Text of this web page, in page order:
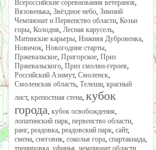
Всероссийские соревнования ветеранов,
Вязовенька, Звёздное небо, Зимний
Чемпионат и Первенство области, Козьи
горы, Колодня, Лесная карусель,
Митинские карьеры, Нижняя Дубровенка,
Новичок, Новогодние старты,
Пржевальское, Пригорское, Приз
Пржевальского, Приз смолян-героев,
Российский Азимут, Смоленск,
Смоленская область, Телеши, красный
лист, крепостная стена, кубок
города, кубок освобождения,
лопатинский парк, первенство области,
ранг, реадовка, реадовский парк, сайт,
смена, снеговик, соколья гора, спартакиада,
тренировка, уфинья, чемпионат области